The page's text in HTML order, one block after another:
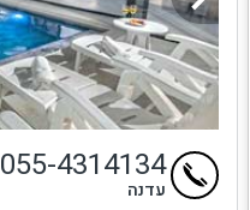
055-4314134
עדנה